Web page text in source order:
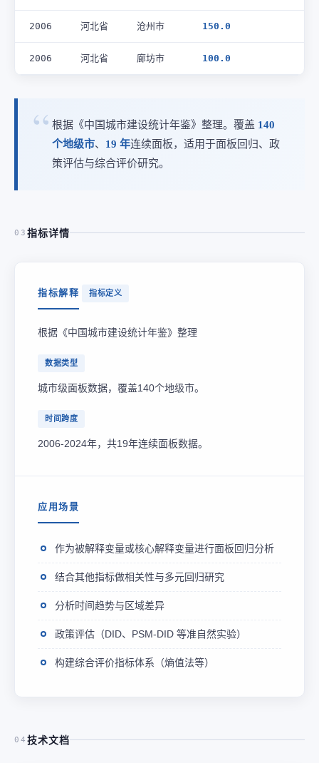
2006 河北省 沧州市 150.0
2006 河北省 廊坊市 100.0
根据《中国城市建设统计年鉴》整理。覆盖 140
个地级市、 19 年连续面板，适用于面板回归、政
策评估与综合评价研究。
03 指标详情
指标解释 指标定义
根据《中国城市建设统计年鉴》整理
数据类型
城市级面板数据，覆盖140个地级市。
时间跨度
2006-2024年，共19年连续面板数据。
应用场景
作为被解释变量或核心解释变量进行面板回归分析
结合其他指标做相关性与多元回归研究
分析时间趋势与区域差异
政策评估（DID、PSM-DID 等准自然实验）
构建综合评价指标体系（熵值法等）
04 技术文档